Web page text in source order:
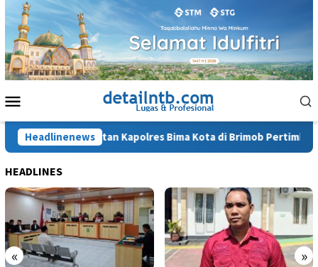
Loncat
konten
Mobile
Headlinenews
Penahanan Mantan Kapolres Bima Kota di Brimob Pertimbangan
HEADLINES
« »